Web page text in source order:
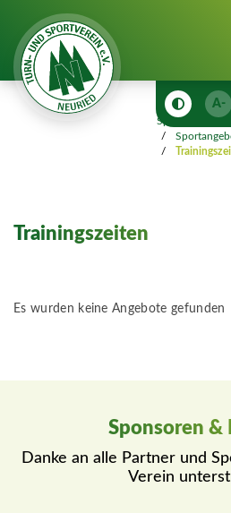
A-
Sportangebot
Trainingszeiten
Es wurden keine Angebote gefunden
Sponsoren &
Danke an alle Partner und
Verein